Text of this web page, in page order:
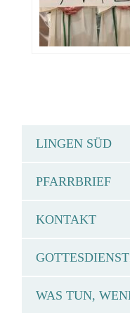
LINGEN SÜD
PFARRBRIEF
KONTAKT
WAS TUN,